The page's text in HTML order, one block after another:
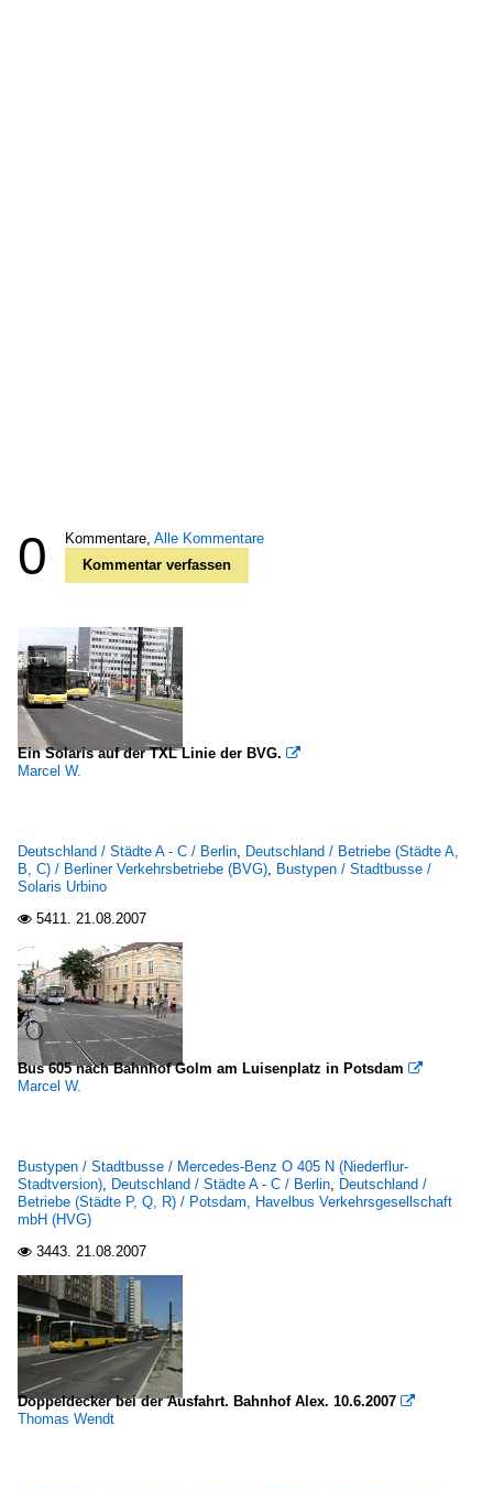
0 Kommentare, Alle Kommentare
Kommentar verfassen
Ein Solaris auf der TXL Linie der BVG. 
Marcel W.
Deutschland / Städte A - C / Berlin, Deutschland / Betriebe (Städte A,
B, C) / Berliner Verkehrsbetriebe (BVG), Bustypen / Stadtbusse /
Solaris Urbino
 5411. 21.08.2007
Bus 605 nach Bahnhof Golm am Luisenplatz in Potsdam 
Marcel W.
Bustypen / Stadtbusse / Mercedes-Benz O 405 N (Niederflur-
Stadtversion), Deutschland / Städte A - C / Berlin, Deutschland /
Betriebe (Städte P, Q, R) / Potsdam, Havelbus Verkehrsgesellschaft
mbH (HVG)
 3443. 21.08.2007
Doppeldecker bei der Ausfahrt. Bahnhof Alex. 10.6.2007 
Thomas Wendt